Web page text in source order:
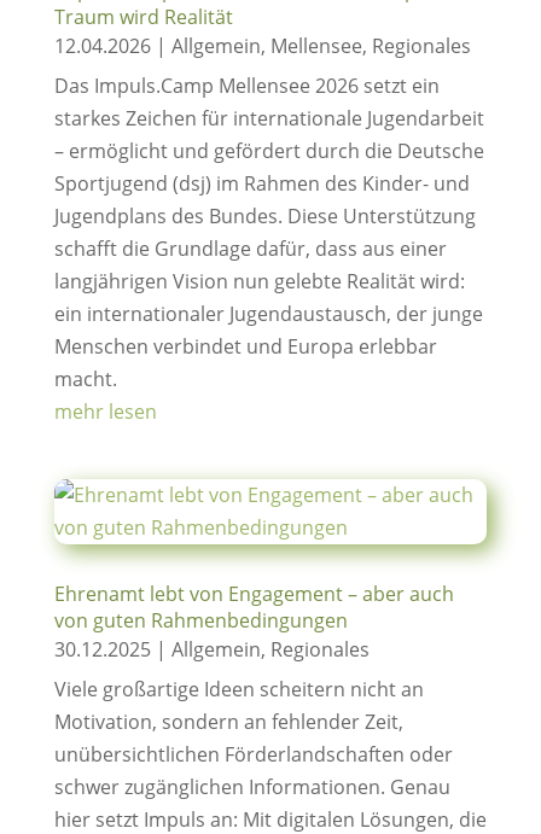
Traum wird Realität
12.04.2026| Allgemein, Mellensee, Regionales
Das Impuls.Camp Mellensee 2026 setzt ein
starkes Zeichen für internationale Jugendarbeit
– ermöglicht und gefördert durch die Deutsche
Sportjugend (dsj) im Rahmen des Kinder- und
Jugendplans des Bundes. Diese Unterstützung
schafft die Grundlage dafür, dass aus einer
langjährigen Vision nun gelebte Realität wird:
ein internationaler Jugendaustausch, der junge
Menschen verbindet und Europa erlebbar
macht.
mehr lesen
Ehrenamt lebt von Engagement – aber auch
von guten Rahmenbedingungen
30.12.2025| Allgemein, Regionales
Viele großartige Ideen scheitern nicht an
Motivation, sondern an fehlender Zeit,
unübersichtlichen Förderlandschaften oder
schwer zugänglichen Informationen. Genau
hier setzt Impuls an: Mit digitalen Lösungen, die